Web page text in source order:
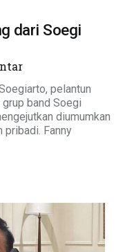
dari Soegi
pelantun
band Soegi
diumumkan
pribadi. Fanny